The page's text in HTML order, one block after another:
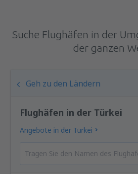
Suche Flughäfen in der
der ganzen
Geh zu den Ländern
Flughäfen in der Türkei
Angebote in der Türkei